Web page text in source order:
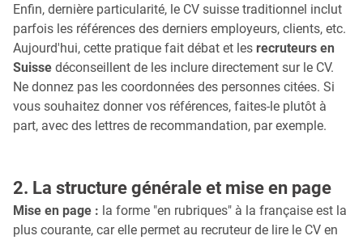
Enfin, dernière particularité, le CV suisse traditionnel inclut
parfois les références des derniers employeurs, clients, etc.
Aujourd'hui, cette pratique fait débat et les recruteurs en
Suisse déconseillent de les inclure directement sur le CV.
Ne donnez pas les coordonnées des personnes citées. Si
vous souhaitez donner vos références, faites-le plutôt à
part, avec des lettres de recommandation, par exemple.
2. La structure générale et mise en page
Mise en page : la forme "en rubriques" à la française est la
plus courante, car elle permet au recruteur de lire le CV en